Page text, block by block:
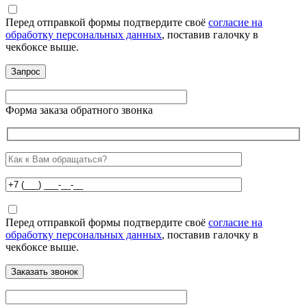
Перед отправкой формы подтвердите своё согласие на
обработку персональных данных, поставив галочку в
чекбоксе выше.
Форма заказа обратного звонка
Перед отправкой формы подтвердите своё согласие на
обработку персональных данных, поставив галочку в
чекбоксе выше.